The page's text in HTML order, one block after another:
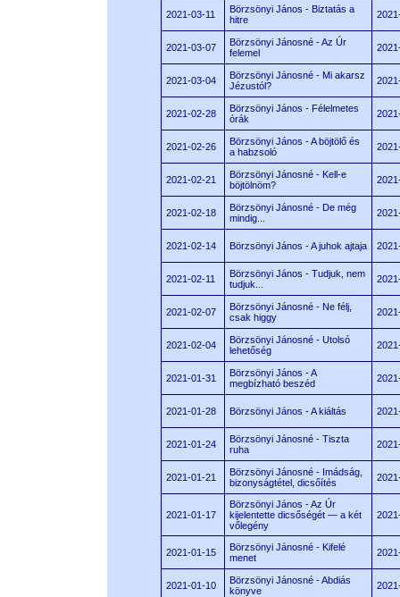
2021-03-11
Börzsönyi János - Biztatás a
hitre
2021-03-07
Börzsönyi Jánosné - Az Úr
felemel
2021-03-04
Börzsönyi Jánosné - Mi akarsz
Jézustól?
2021-02-28
Börzsönyi János - Félelmetes
órák
2021-02-26
Börzsönyi János - A böjtölő és
a habzsoló
2021-02-21
Börzsönyi Jánosné - Kell-e
böjtölnöm?
2021-02-18
Börzsönyi Jánosné - De még
mindig...
2021-02-14 Börzsönyi János - A juhok ajtaja
2021-02-11
Börzsönyi János - Tudjuk, nem
tudjuk...
2021-02-07
Börzsönyi Jánosné - Ne félj,
csak higgy
2021-02-04
Börzsönyi Jánosné - Utolsó
lehetőség
2021-01-31
Börzsönyi János - A
megbízható beszéd
2021-01-28 Börzsönyi János - A kiáltás
2021-01-24
Börzsönyi Jánosné - Tiszta
ruha
2021-01-21
Börzsönyi Jánosné - Imádság,
bizonyságtétel, dicsőítés
2021-01-17
Börzsönyi János - Az Úr
kijelentette dicsőségét — a két
vőlegény
2021-01-15
Börzsönyi Jánosné - Kifelé
menet
2021-01-10
Börzsönyi Jánosné - Abdiás
könyve